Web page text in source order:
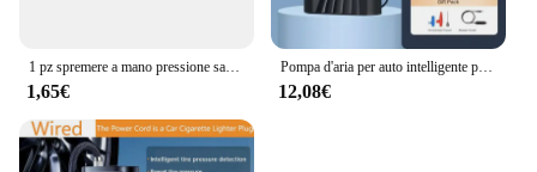
1,65€
Pompa d'aria per auto intelligente per bicicletta per auto Pompa d'aria plug-in wireless Pompa d'aria per auto da strada Gonfiatore ad alta pressione per pneumatici elettrici per biciclette
12,08€